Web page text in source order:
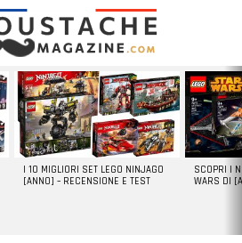
I 10 MIGLIORI SET LEGO NINJAGO
[ANNO] – RECENSIONE E TEST
SCOPRI I
WARS DI